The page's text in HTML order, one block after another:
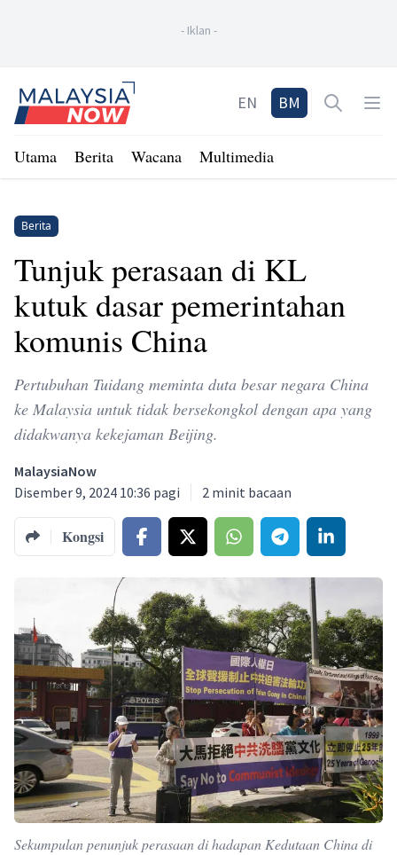
- Iklan -
Home
EN BM Open
Utama Berita Wacana Multimedia
Berita
Tunjuk perasaan di KL
kutuk dasar pemerintahan
komunis China
Pertubuhan Tuidang meminta duta besar negara China
ke Malaysia untuk tidak bersekongkol dengan apa yang
didakwanya kekejaman Beijing.
MalaysiaNow
Disember 9, 2024 10:36 pagi
2 minit bacaan
Kongsi
Sekumpulan penunjuk perasaan di hadapan Kedutaan China di